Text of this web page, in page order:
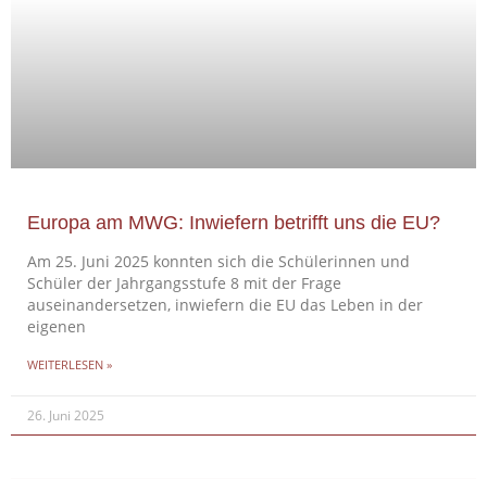
Europa am MWG: Inwiefern betrifft uns die EU?
Am 25. Juni 2025 konnten sich die Schülerinnen und
Schüler der Jahrgangsstufe 8 mit der Frage
auseinandersetzen, inwiefern die EU das Leben in der
eigenen
WEITERLESEN »
26. Juni 2025